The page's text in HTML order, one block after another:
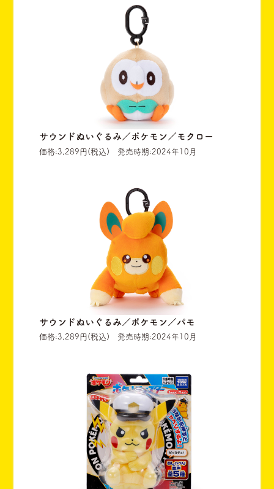
サウンドぬいぐるみ／ポケモン／モクロー
価格:3,289円(税込) 発売時期:2024年10月
サウンドぬいぐるみ／ポケモン／パモ
価格:3,289円(税込) 発売時期:2024年10月